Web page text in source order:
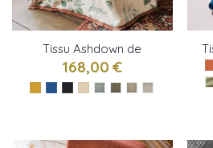
Tissu Ashdown de
Colefax and Fowler
168,00 €